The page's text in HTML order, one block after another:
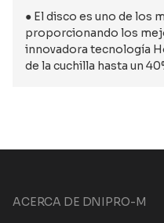
● El disco es uno de los
proporcionando los
innovadora tecnología
de la cuchilla hasta un
ACERCA DE DNIPRO-M